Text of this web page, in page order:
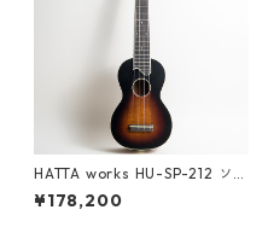
HATTA works HU-SP-212 ソ
プラノウクレレ
¥178,200